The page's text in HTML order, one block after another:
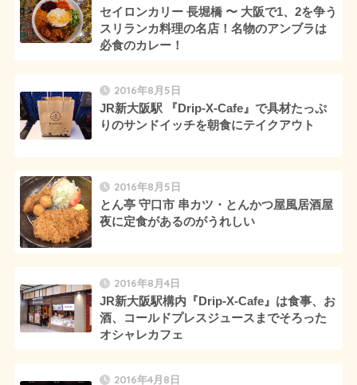
セイロンカリー 長堀橋 〜 大阪で1、2を争う
スリランカ料理の名店！名物のアンブラは
必食のカレー！
2016年8月5日
JR新大阪駅 『Drip-X-Cafe』で具材たっぷ
りのサンドイッチを朝食にテイクアウト
2016年8月5日
とん亭 守口市 串カツ・とんかつ屋風居酒屋
夜に定食があるのがうれしい
2016年8月4日
JR新大阪駅構内『Drip-X-Cafe』は食事、お
酒、コールドプレスジュースまでそろった
オシャレカフェ
2016年4月8日